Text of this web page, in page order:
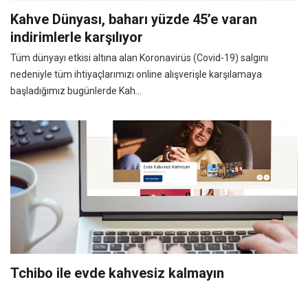
Kahve Dünyası, baharı yüzde 45’e varan
indirimlerle karşılıyor
Tüm dünyayı etkisi altına alan Koronavirüs (Covid-19) salgını
nedeniyle tüm ihtiyaçlarımızı online alışverişle karşılamaya
başladığımız bugünlerde Kah...
Tchibo ile evde kahvesiz kalmayın